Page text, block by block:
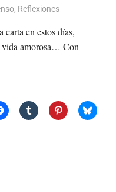
, Reflexiones
en estos días,
vida amorosa… Con